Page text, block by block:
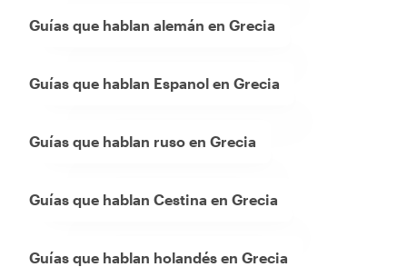
Guías que hablan alemán en Grecia
Guías que hablan Espanol en Grecia
Guías que hablan ruso en Grecia
Guías que hablan Cestina en Grecia
Guías que hablan holandés en Grecia